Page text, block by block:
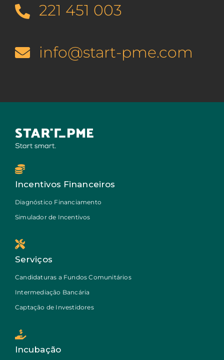
221 451 003
info@start-pme.com
Incentivos Financeiros
Diagnóstico Financiamento
Simulador de Incentivos
Serviços
Candidaturas a Fundos Comunitários
Intermediação Bancária
Captação de Investidores
Incubação